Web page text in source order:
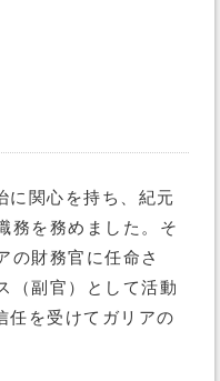
に関心を持ち、紀元
務を務めました。そ
の財務官に任命さ
（副官）として活動
任を受けてガリアの